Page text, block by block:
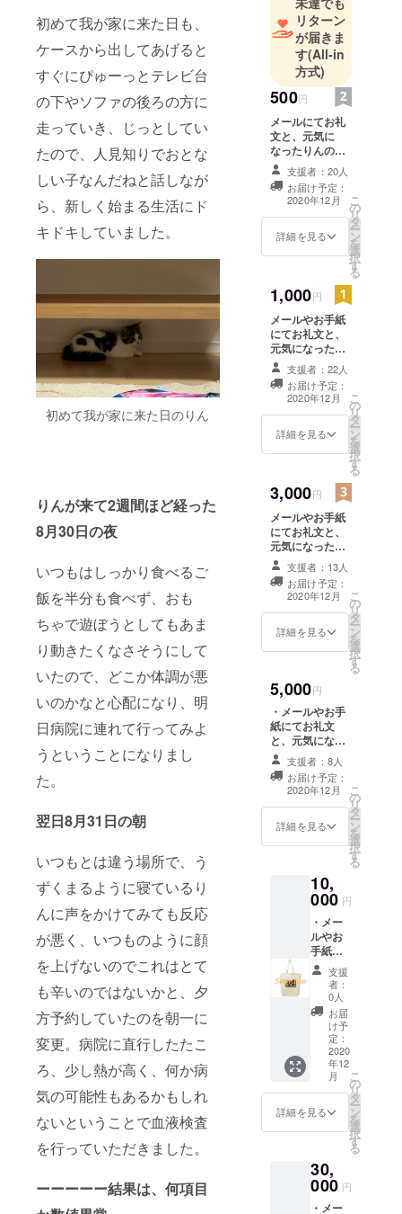
初めて我が家に来た日も、
ケースから出してあげると
すぐにぴゅーっとテレビ台
の下やソファの後ろの方に
走っていき、じっとしてい
たので、人見知りでおとな
しい子なんだねと話しなが
ら、新しく始まる生活にド
キドキしていました。
初めて我が家に来た日のりん
りんが来て2週間ほど経った
8月30日の夜
いつもはしっかり食べるご
飯を半分も食べず、おも
ちゃで遊ぼうとしてもあま
り動きたくなさそうにして
いたので、どこか体調が悪
いのかなと心配になり、明
日病院に連れて行ってみよ
うということになりまし
た。
翌日8月31日の朝
いつもとは違う場所で、う
ずくまるように寝ているり
んに声をかけてみても反応
が悪く、いつものように顔
を上げないのでこれはとて
も辛いのではないかと、夕
方予約していたのを朝一に
変更。病院に直行したたこ
ろ、少し熱が高く、何か病
気の可能性もあるかもしれ
ないということで血液検査
を行っていただきました。
ーーーーー結果は、何項目
リターン
が届きま
す(All-in
方式)
500円
メールにてお礼
文と、元気に
なったりんの動
画を贈ります。
支援者：20人
お届け予定：
2020年12月
詳細を見る
こ
の
リ
タ
ー
ン
を
選
択
す
る
1,000円
メールやお手紙
にてお礼文と、
元気になったり
んの写真を贈り
ます。支援者：22人
お届け予定：
2020年12月
詳細を見る
こ
の
リ
タ
ー
ン
を
選
択
す
る
3,000円
メールやお手紙
にてお礼文と、
元気になったり
んの写真3枚を贈
ります。
支援者：13人
お届け予定：
2020年12月
詳細を見る
こ
の
リ
タ
ー
ン
を
選
択
す
る
5,000円
・メールやお手
紙にてお礼文
と、元気になっ
たりんの写真3枚
・りんの写真or
りんのイラスト
のステッカー を
贈ります。 ※オ
リジナルデザイ
記致します。
支援者：8人
お届け予定：
2020年12月
詳細を見る
こ
の
リ
タ
ー
ン
を
選
択
す
る
10,
000 円
・メー
ルやお
手紙に
てお礼
文と、
元気に
なった
りんの
写真3枚
・りん
の写真
orイラ
ストの
ステッ
カー ・
りんの
イラス
トの
トート
バッグ
支援
者：
0人
お届
け予
定：
2020
年12
月
詳細を見る
こ
の
リ
タ
ー
ン
を
選
択
す
る
30,
000 円
・メー